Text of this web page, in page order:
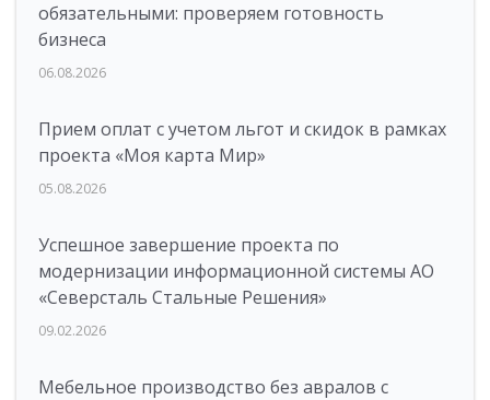
обязательными: проверяем готовность
бизнеса
06.08.2026
Прием оплат с учетом льгот и скидок в рамках
проекта «Моя карта Мир»
05.08.2026
Успешное завершение проекта по
модернизации информационной системы АО
«Северсталь Стальные Решения»
09.02.2026
Мебельное производство без авралов с